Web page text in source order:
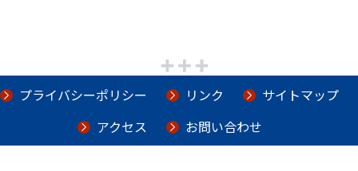
プライバシーポリシー リンク
サイトマップ
アクセス
お問い合わせ